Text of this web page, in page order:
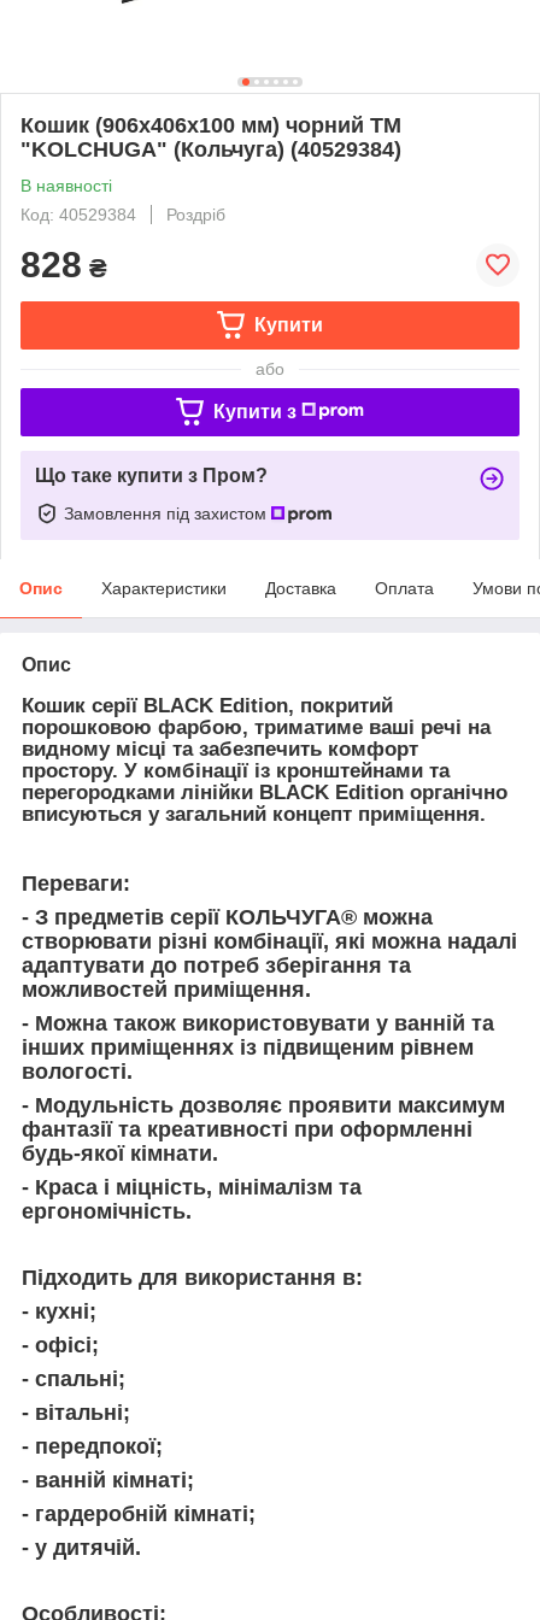
Кошик (906х406х100 мм) чорний ТМ
"KOLCHUGA" (Кольчуга) (40529384)
В наявності
Код: 40529384
Роздріб
828 ₴
Купити
або
Купити з
Що таке купити з Пром?
Замовлення під захистом
Опис Характеристики Доставка Оплата Умови
Опис
Кошик серії BLACK Edition, покритий
порошковою фарбою, триматиме ваші речі на
видному місці та забезпечить комфорт
простору. У комбінації із кронштейнами та
перегородками лінійки BLACK Edition органічно
вписуються у загальний концепт приміщення.
Переваги:
- З предметів серії КОЛЬЧУГА® можна
створювати різні комбінації, які можна надалі
адаптувати до потреб зберігання та
можливостей приміщення.
- Можна також використовувати у ванній та
інших приміщеннях із підвищеним рівнем
вологості.
- Модульність дозволяє проявити максимум
фантазії та креативності при оформленні
будь-якої кімнати.
- Краса і міцність, мінімалізм та
ергономічність.
Підходить для використання в:
- кухні;
- офісі;
- спальні;
- вітальні;
- передпокої;
- ванній кімнаті;
- гардеробній кімнаті;
- у дитячій.
Особливості: